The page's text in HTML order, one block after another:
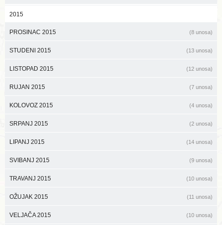
2015
PROSINAC 2015 (8 unosa)
STUDENI 2015 (13 unosa)
LISTOPAD 2015 (12 unosa)
RUJAN 2015 (7 unosa)
KOLOVOZ 2015 (4 unosa)
SRPANJ 2015 (2 unosa)
LIPANJ 2015 (14 unosa)
SVIBANJ 2015 (9 unosa)
TRAVANJ 2015 (10 unosa)
OŽUJAK 2015 (11 unosa)
VELJAČA 2015 (10 unosa)